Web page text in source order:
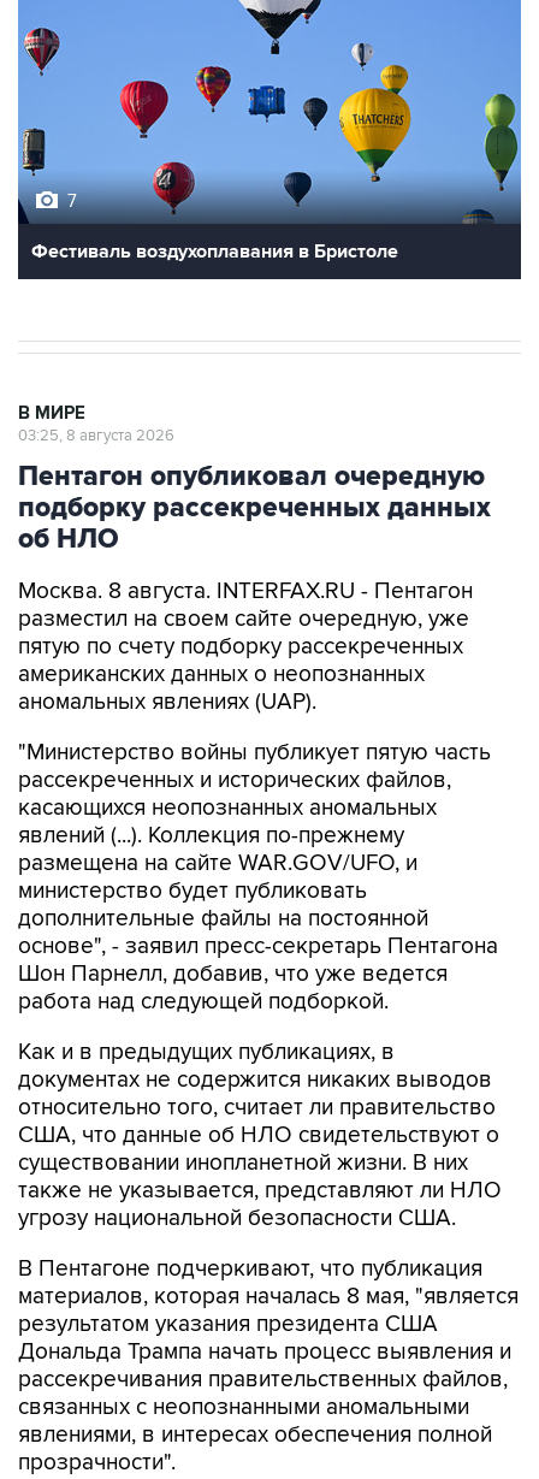
7
Фестиваль воздухоплавания в Бристоле
В МИРЕ
03:25, 8 августа 2026
Пентагон опубликовал очередную
подборку рассекреченных данных
об НЛО
Москва. 8 августа. INTERFAX.RU - Пентагон
разместил на своем сайте очередную, уже
пятую по счету подборку рассекреченных
американских данных о неопознанных
аномальных явлениях (UAP).
"Министерство войны публикует пятую часть
рассекреченных и исторических файлов,
касающихся неопознанных аномальных
явлений (...). Коллекция по-прежнему
размещена на сайте WAR.GOV/UFO, и
министерство будет публиковать
дополнительные файлы на постоянной
основе", - заявил пресс-секретарь Пентагона
Шон Парнелл, добавив, что уже ведется
работа над следующей подборкой.
Как и в предыдущих публикациях, в
документах не содержится никаких выводов
относительно того, считает ли правительство
США, что данные об НЛО свидетельствуют о
существовании инопланетной жизни. В них
также не указывается, представляют ли НЛО
угрозу национальной безопасности США.
В Пентагоне подчеркивают, что публикация
материалов, которая началась 8 мая, "является
результатом указания президента США
Дональда Трампа начать процесс выявления и
рассекречивания правительственных файлов,
связанных с неопознанными аномальными
явлениями, в интересах обеспечения полной
прозрачности".